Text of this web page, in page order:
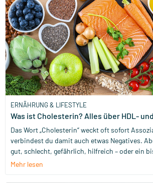
ERNÄHRUNG & LIFESTYLE
Was ist Cholesterin? Alles über HDL-
Das Wort „Cholesterin“ weckt oft sofort
verbindest du damit auch etwas Negatives.
gut, schlecht, gefährlich, hilfreich – oder ein
Und wann solltest du dir Sorgen über einen zu
Mehr lesen